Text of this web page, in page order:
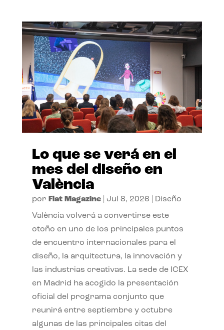
Lo que se verá en el
mes del diseño en
València
por Flat Magazine| Jul 8, 2026 Diseño
València volverá a convertirse este
otoño en uno de los principales puntos
de encuentro internacionales para el
diseño, la arquitectura, la innovación y
las industrias creativas. La sede de ICEX
en Madrid ha acogido la presentación
oficial del programa conjunto que
reunirá entre septiembre y octubre
algunas de las principales citas del